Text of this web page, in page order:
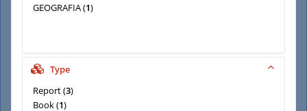
GEOGRAFIA(1)
Type
Report(3)
Book(1)